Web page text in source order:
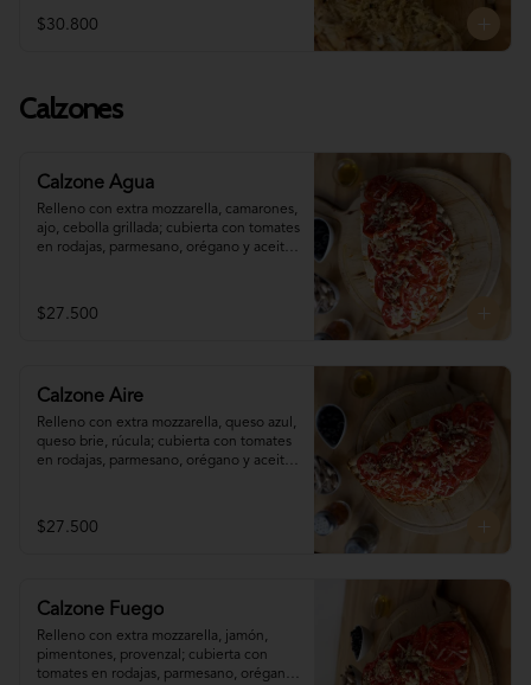
pedidos programados con (al menos) 90
minutos de antelación)
$30.800
Calzones
Calzone Agua
Relleno con extra mozzarella, camarones,
ajo, cebolla grillada; cubierta con tomates
en rodajas, parmesano, orégano y aceite
de antelación)
$27.500
Calzone Aire
Relleno con extra mozzarella, queso azul,
queso brie, rúcula; cubierta con tomates
en rodajas, parmesano, orégano y aceite
de antelación)
$27.500
Calzone Fuego
Relleno con extra mozzarella, jamón,
pimentones, provenzal; cubierta con
tomates en rodajas, parmesano, orégano